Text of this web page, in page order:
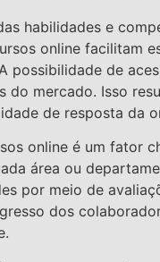
habilidades e
online facilitam
possibilidade de
do mercado. Isso
de resposta da
online é um fator
área ou
por meio de
dos